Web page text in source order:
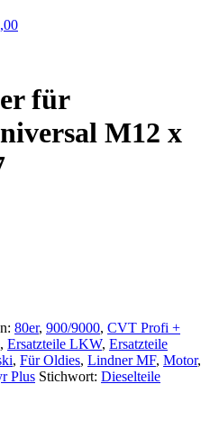
für
M12 x
80er, 900/9000, CVT Profi +
, Ersatzteile LKW, Ersatzteile
, Für Oldies, Lindner MF, Motor,
Plus Stichwort: Dieselteile